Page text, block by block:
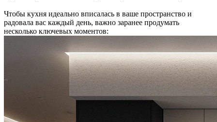
Чтобы кухня идеально вписалась в ваше пространство и
радовала вас каждый день, важно заранее продумать
несколько ключевых моментов: